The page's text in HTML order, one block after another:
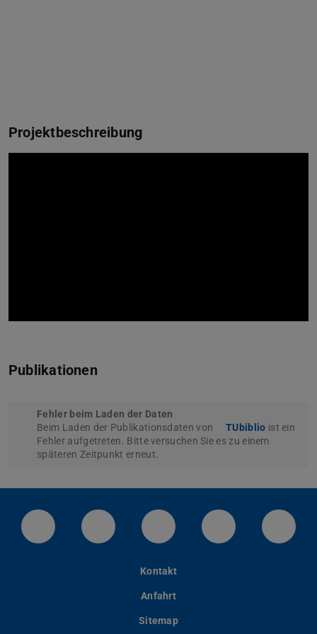
Projektbeschreibung
Publikationen
Fehler beim Laden der Daten
Beim Laden der Publikationsdaten von
TUbiblio ist ein
Fehler aufgetreten. Bitte versuchen Sie es zu einem
späteren Zeitpunkt erneut.
LinkedIn-Seite der TU Darmstadt
Instagram-Kanal der TU
Bluesky-Kanal der TU
Facebook-
Kontakt
Anfahrt
Sitemap